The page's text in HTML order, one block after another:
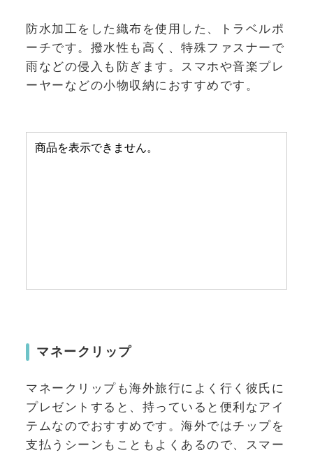
防水加工をした織布を使用した、トラベルポ
ーチです。撥水性も高く、特殊ファスナーで
雨などの侵入も防ぎます。スマホや音楽プレ
ーヤーなどの小物収納におすすめです。
マネークリップ
マネークリップも海外旅行によく行く彼氏に
プレゼントすると、持っていると便利なアイ
テムなのでおすすめです。海外ではチップを
支払うシーンもこともよくあるので、スマー